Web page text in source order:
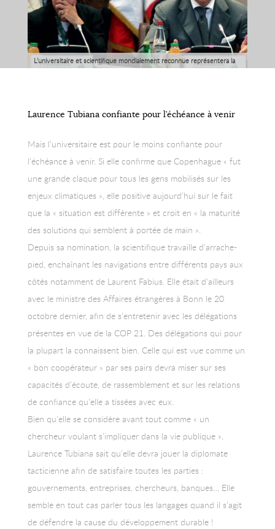
L’universitaire et scientifique mondialement reconnue représentera la
Laurence Tubiana confiante pour l’échéance à venir
Mais l’universitaire est pour le moins confiante pour
l’échéance à venir. Si elle confirme que Copenhague « fut
une grande claque pour tous les gens mobilisés sur les
enjeux climatiques », elle positive aujourd’hui sur le fait
que la « situation est différente » et croit en « la maturité
des solutions qui semblent à portée de main ».
Depuis sa nomination, la scientifique travaille d’arrache-
pied, enchaînant les navigations entre différents pays aux
côtés notamment de Laurent Fabius. Elle était d’ailleurs
avec le ministre des Affaires étrangères à Bonn le 20
octobre dernier, afin de s’entretenir avec les délégations
présentes en vue de la COP 21. Des délégations qui pour
la plupart la connaissent bien. Celle qui est vue comme un
« bon coopérateur » par ses pairs devra miser sur ses
capacités d’écoute, de rassemblement et sur les relations
de confiance qu’elle a tissées avec eux.
Bien qu’elle se considère avant tout comme « un
chercheur voulant s’impliquer dans la vie publique »,
Laurence Tubiana sait qu’elle devra jouer la diplomate
tacticienne afin de satisfaire toutes les parties :
gouvernements, entreprises, chercheurs, banques… Elle
semble en tout cas parler tous les langages quand il s’agit
de défendre la cause du développement durable !